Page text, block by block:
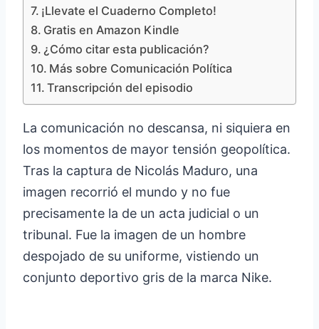
¡Llevate el Cuaderno Completo!
Gratis en Amazon Kindle
¿Cómo citar esta publicación?
Más sobre Comunicación Política
Transcripción del episodio
La comunicación no descansa, ni siquiera en
los momentos de mayor tensión geopolítica.
Tras la captura de Nicolás Maduro, una
imagen recorrió el mundo y no fue
precisamente la de un acta judicial o un
tribunal. Fue la imagen de un hombre
despojado de su uniforme, vistiendo un
conjunto deportivo gris de la marca Nike.